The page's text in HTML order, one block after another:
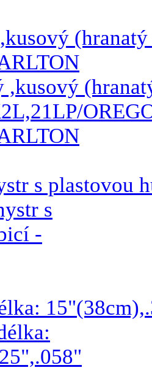
s plastovou